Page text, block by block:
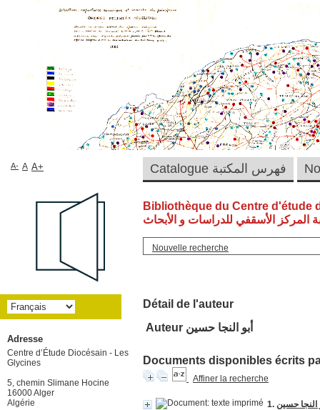
Bibliothèque du Centre d'étude
المركز الأسقفي للدراسات و الأبحاث
Nouvelle recherche
Détail de l'auteur
Auteur أبو النجا حسين
Documents disponibles écrits
Affiner la recherche
النجا حسين
Catalogue فهرس المكتبة A- A A+
Adresse
Centre d’Étude Diocésain - Les
Glycines
5, chemin Slimane Hocine
16000 Alger
Algérie